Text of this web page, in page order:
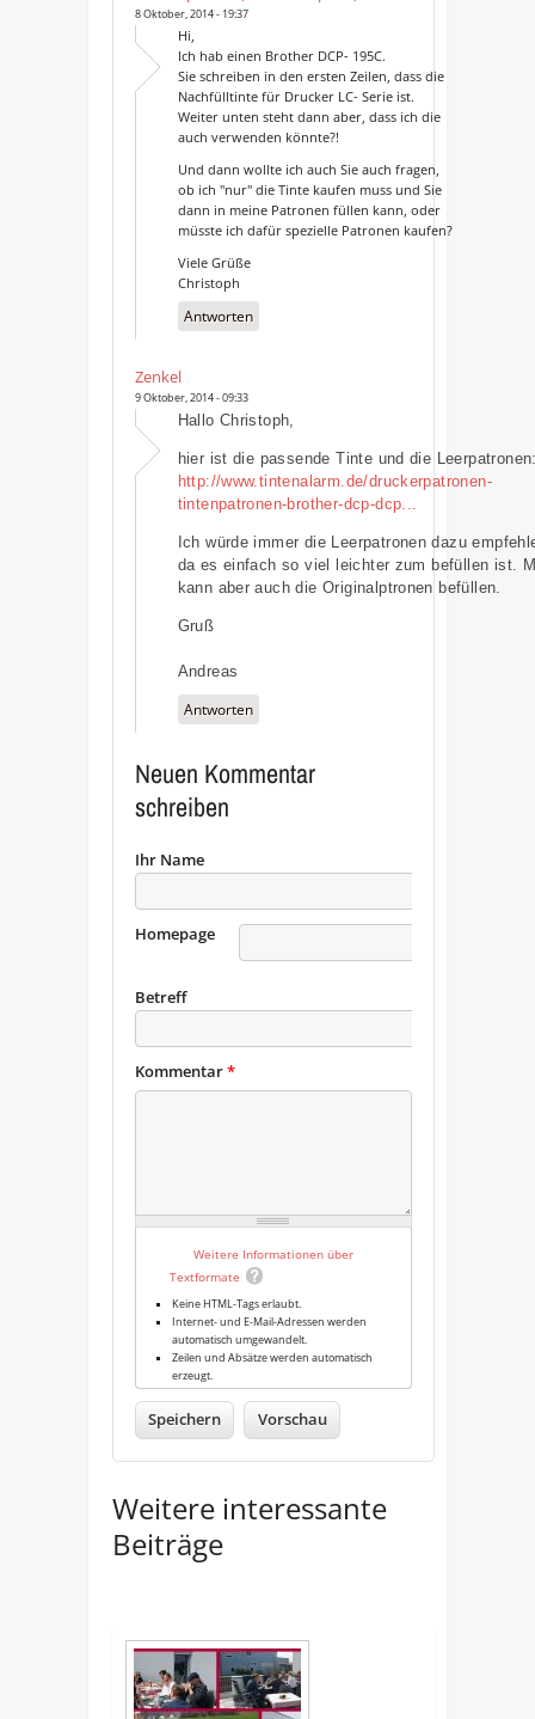
8 Oktober, 2014 - 19:37
Hi,
Ich hab einen Brother DCP- 195C.
Sie schreiben in den ersten Zeilen, dass die
Nachfülltinte für Drucker LC- Serie ist.
Weiter unten steht dann aber, dass ich die
auch verwenden könnte?!
Und dann wollte ich auch Sie auch fragen,
ob ich "nur" die Tinte kaufen muss und Sie
dann in meine Patronen füllen kann, oder
müsste ich dafür spezielle Patronen kaufen?
Viele Grüße
Christoph
Antworten
Zenkel
9 Oktober, 2014 - 09:33
Hallo Christoph,
hier ist die passende Tinte und die
http://www.tintenalarm.de/druckerpatronen-
tintenpatronen-brother-dcp-dcp...
Ich würde immer die Leerpatronen dazu
da es einfach so viel leichter zum befüllen ist.
kann aber auch die Originalptronen befüllen.
Gruß
Andreas
Antworten
Neuen Kommentar
schreiben
Ihr Name
Homepage
Betreff
Kommentar*
Weitere Informationen über
Textformate
Keine HTML-Tags erlaubt.
Internet- und E-Mail-Adressen werden
automatisch umgewandelt.
Zeilen und Absätze werden automatisch
erzeugt.
Weitere interessante
Beiträge